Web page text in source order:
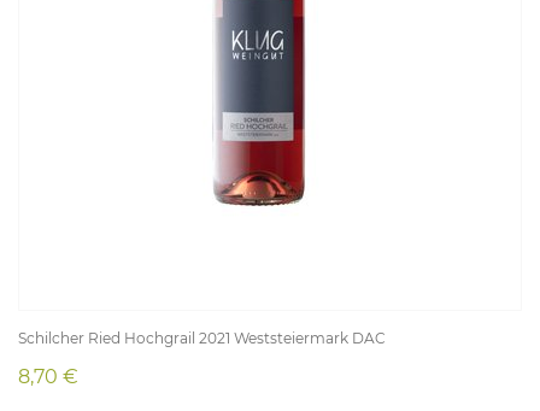
Schilcher Ried Hochgrail 2021 Weststeiermark DAC
8,70 €